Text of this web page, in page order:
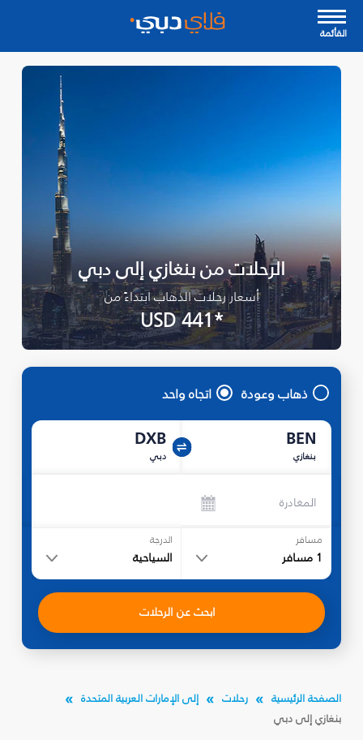
القأئمة
الرحلات من بنغازي إلى دبي
أسعار رحلات الذهاب ابتداءً من
*USD 441
ذهاب وعودة اتجاه واحد
BEN
بنغازي
DXB
دبي
المغادرة
مسافر
1 مسافر
الدرجة
السياحية
ابحث عن الرحلات
الصفحة الرئيسية رحلات
إلى الإمارات العربية المتحدة
بنغازي إلى دبي